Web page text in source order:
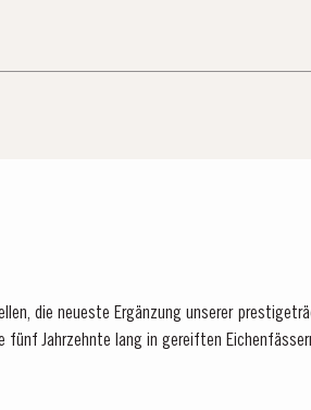
die neueste Ergänzung unserer
fünf Jahrzehnte lang in gereiften